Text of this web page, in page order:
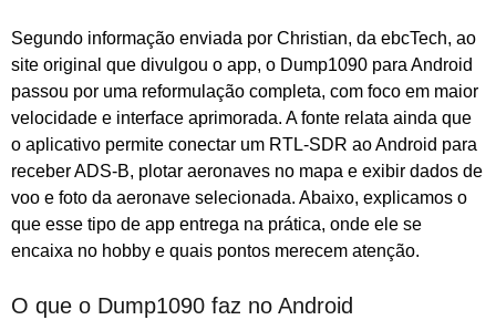
Segundo informação enviada por Christian, da ebcTech, ao
site original que divulgou o app, o Dump1090 para Android
passou por uma reformulação completa, com foco em maior
velocidade e interface aprimorada. A fonte relata ainda que
o aplicativo permite conectar um RTL-SDR ao Android para
receber ADS-B, plotar aeronaves no mapa e exibir dados de
voo e foto da aeronave selecionada. Abaixo, explicamos o
que esse tipo de app entrega na prática, onde ele se
encaixa no hobby e quais pontos merecem atenção.
O que o Dump1090 faz no Android